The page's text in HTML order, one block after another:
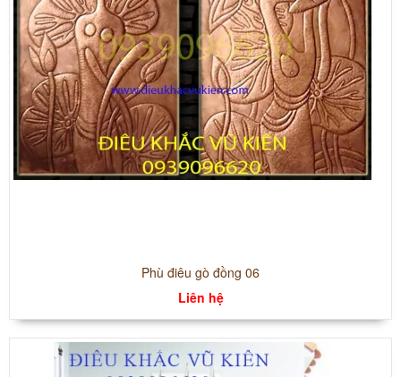
Phù điêu gò đồng 06
Liên hệ